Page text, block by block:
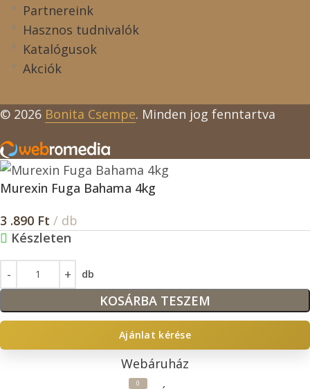
Partnereink
Hasznos tudnivalók
Katalógusok
Akciók
© 2026 Bonita Csempe. Minden jog fenntartva
Murexin Fuga Bahama 4kg
3 .890 Ft / db
Készleten
db
KOSÁRBA TESZEM
Ajánlat kérése
Webáruház
0